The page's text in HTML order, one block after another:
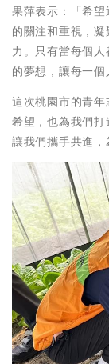
果萍表示：「希
的關注和重視，
力。只有當每個
的夢想，讓每一個
這次桃園市的青
希望，也為我們打
讓我們攜手共進，